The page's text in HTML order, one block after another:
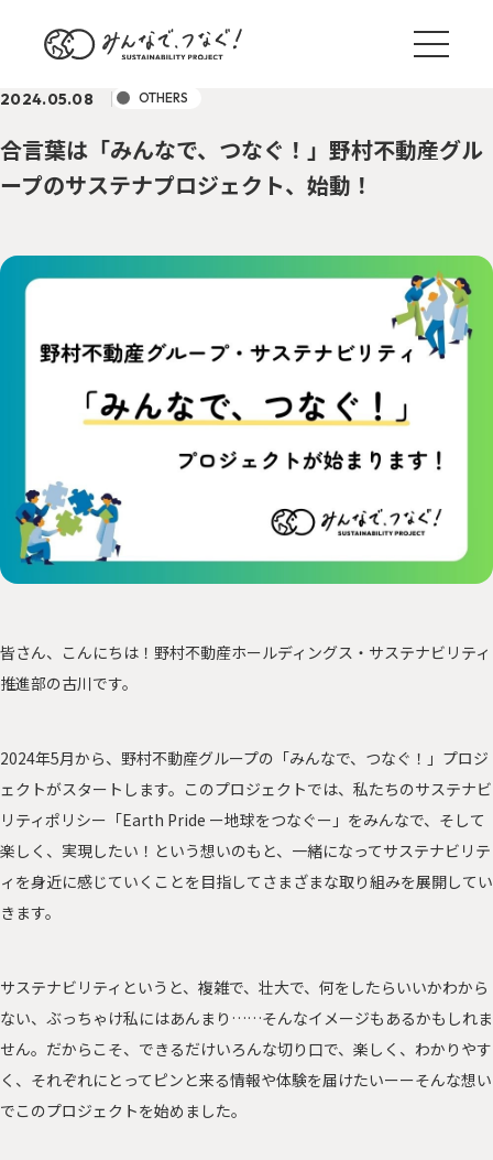
ブログ一覧
TREND サステナ国内外事例
野村のサステナアクション
PEOPLE サステナに向き合う人々
CHALLENGE 「みんつな」の歩み
森を、つなぐ 東京プロジェクト
資源を、つなぐ！オフィス移転プロジェクト
2024.05.08 OTHERS
合言葉は「みんなで、つなぐ！」野村不動産グル
ープのサステナプロジェクト、始動！
皆さん、こんにちは！野村不動産ホールディングス・サステナビリティ
推進部の古川です。
2024年5月から、野村不動産グループの「みんなで、つなぐ！」プロジ
ェクトがスタートします。このプロジェクトでは、私たちのサステナビ
リティポリシー「Earth Pride ー地球をつなぐー」をみんなで、そして
楽しく、実現したい！という想いのもと、一緒になってサステナビリテ
ィを身近に感じていくことを目指してさまざまな取り組みを展開してい
きます。
サステナビリティというと、複雑で、壮大で、何をしたらいいかわから
ない、ぶっちゃけ私にはあんまり……そんなイメージもあるかもしれま
せん。だからこそ、できるだけいろんな切り口で、楽しく、わかりやす
く、それぞれにとってピンと来る情報や体験を届けたいーーそんな想い
でこのプロジェクトを始めました。